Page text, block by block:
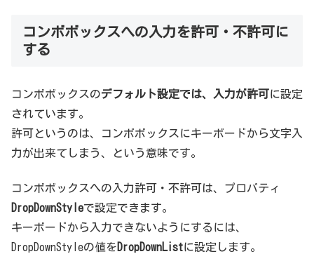
コンボボックスへの入力を許可・不許可に
する
コンボボックスのデフォルト設定では、入力が許可に設定
されています。
許可というのは、コンボボックスにキーボードから文字入
力が出来てしまう、という意味です。
コンボボックスへの入力許可・不許可は、プロパティ
DropDownStyleで設定できます。
キーボードから入力できないようにするには、
DropDownStyleの値を DropDownListに設定します。